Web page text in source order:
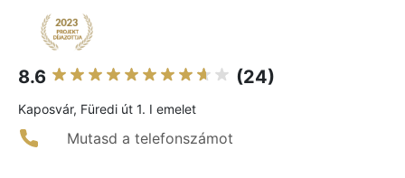
8.6 (24)
Kaposvár, Füredi út 1. I emelet
Mutasd a telefonszámot